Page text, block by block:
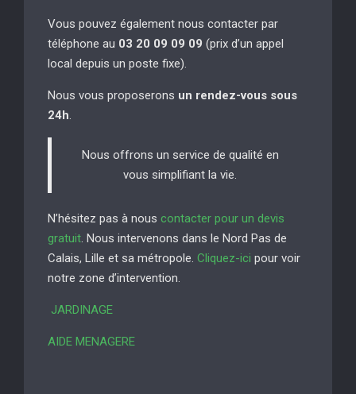
Vous pouvez également nous contacter par
téléphone au 03 20 09 09 09 (prix d’un appel
local depuis un poste fixe).
Nous vous proposerons un rendez-vous sous
24h.
Nous offrons un service de qualité en
vous simplifiant la vie.
N’hésitez pas à nous contacter pour un devis
gratuit. Nous intervenons dans le Nord Pas de
Calais, Lille et sa métropole. Cliquez-ici pour voir
notre zone d’intervention.
JARDINAGE
AIDE MENAGERE